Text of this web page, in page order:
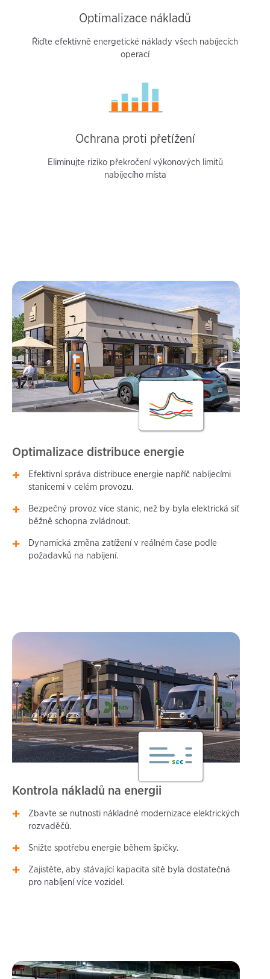
Optimalizace nákladů
Řiďte efektivně energetické náklady všech nabíjecích
operací
Ochrana proti přetížení
Eliminujte riziko překročení výkonových limitů
nabíjecího místa
Optimalizace distribuce energie
Efektivní správa distribuce energie napříč nabíjecími
stanicemi v celém provozu.
Bezpečný provoz více stanic, než by byla elektrická síť
běžně schopna zvládnout.
Dynamická změna zatížení v reálném čase podle
požadavků na nabíjení.
Kontrola nákladů na energii
Zbavte se nutnosti nákladné modernizace elektrických
rozvaděčů.
Snižte spotřebu energie během špičky.
Zajistěte, aby stávající kapacita sítě byla dostatečná
pro nabíjení více vozidel.